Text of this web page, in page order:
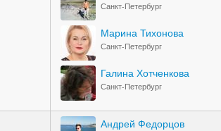
Санкт-Петербург
Марина Тихонова
Санкт-Петербург
Галина Хотченкова
Санкт-Петербург
Андрей Федорцов